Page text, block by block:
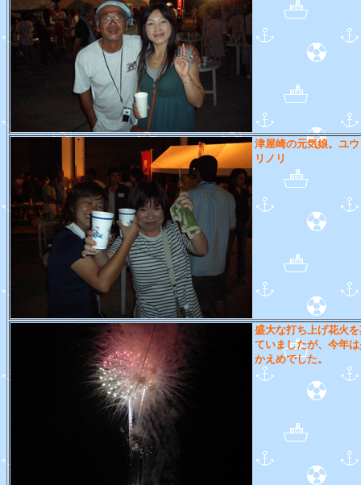
津屋崎の元気娘。ユ
リノリ
盛大な打ち上げ花火
ていましたが、今年
かえめでした。